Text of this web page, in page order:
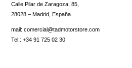
Calle Pilar de Zaragoza, 85,
28028 – Madrid, España.
mail:comercial@tadmotorstore.com
Tel:: +34 91 725 02 30